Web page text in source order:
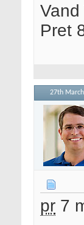
Pret
27th
pr 7